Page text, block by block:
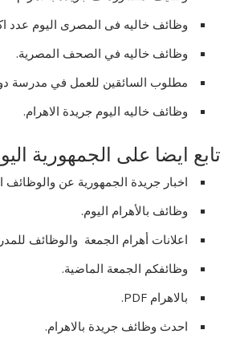
وظائف خاليه فى المصرى اليوم عدد
وظائف خاليه في الصحف المصرية.
مطلوب السائقين للعمل في مدرسة
وظائف خاليه اليوم جريدة الاهرام.
تابع ايضا على الجمهورية
اخبار جريدة الجمهورية عن والوظائف
وظائف بالأهرام اليوم.
اعلانات أهرام الجمعة والوظائف
وظائفكم الجمعة الماضية.
بالاهرام PDF.
احدث وظائف جريدة بالاهرام.